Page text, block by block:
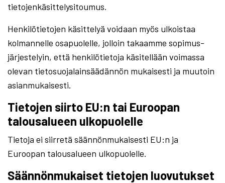
tietojenkäsittelysitoumus.
Henkilötietojen käsittelyä voidaan myös ulkoistaa
kolmannelle osapuolelle, jolloin takaamme sopimus-
järjestelyin, että henkilötietoja käsitellään voimassa
olevan tietosuojalainsäädännön mukaisesti ja muutoin
asianmukaisesti.
Tietojen siirto EU:n tai Euroopan
talousalueen ulkopuolelle
Tietoja ei siirretä säännönmukaisesti EU:n ja
Euroopan talousalueen ulkopuolelle.
Säännönmukaiset tietojen luovutukset